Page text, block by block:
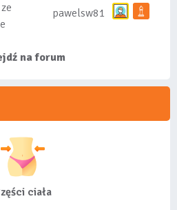
pawelsw81
na forum
ciała